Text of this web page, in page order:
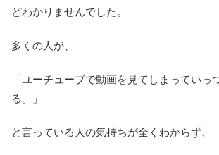
どわかりませんでした。
多くの人が、
「ユーチューブで動画を見てしまっていっ
る。」
と言っている人の気持ちが全くわからず、